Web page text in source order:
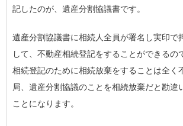
記したのが、遺産分割協議書です。
遺産分割協議書に相続人全員が署名し実印で
して、不動産相続登記をすることができるの
相続登記のために相続放棄をすることは全く
局、遺産分割協議のことを相続放棄だと勘違
ことになります。